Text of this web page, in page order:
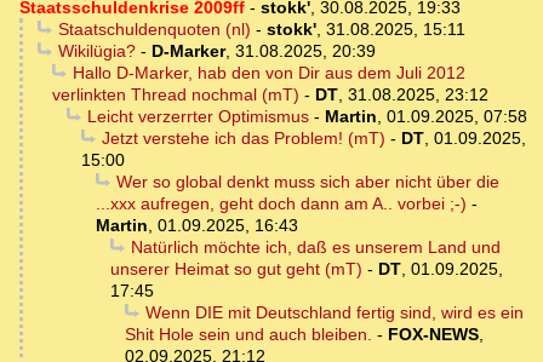
Staatsschuldenkrise 2009ff - stokk', 30.08.2025, 19:33
Staatschuldenquoten (nl) - stokk', 31.08.2025, 15:11
Wikilügia?- D-Marker, 31.08.2025, 20:39
Hallo D-Marker, hab den von Dir aus dem Juli 2012
verlinkten Thread nochmal (mT) - DT, 31.08.2025, 23:12
Leicht verzerrter Optimismus- Martin, 01.09.2025, 07:58
Jetzt verstehe ich das Problem! (mT) - DT, 01.09.2025,
15:00
Wer so global denkt muss sich aber nicht über die
...xxx aufregen, geht doch dann am A.. vorbei ;-) -
Martin, 01.09.2025, 16:43
Natürlich möchte ich, daß es unserem Land und
unserer Heimat so gut geht (mT) - DT, 01.09.2025,
17:45
Wenn DIE mit Deutschland fertig sind, wird es ein
Shit Hole sein und auch bleiben. - FOX-NEWS,
02.09.2025, 21:12